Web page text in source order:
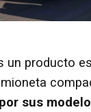
un producto
sus